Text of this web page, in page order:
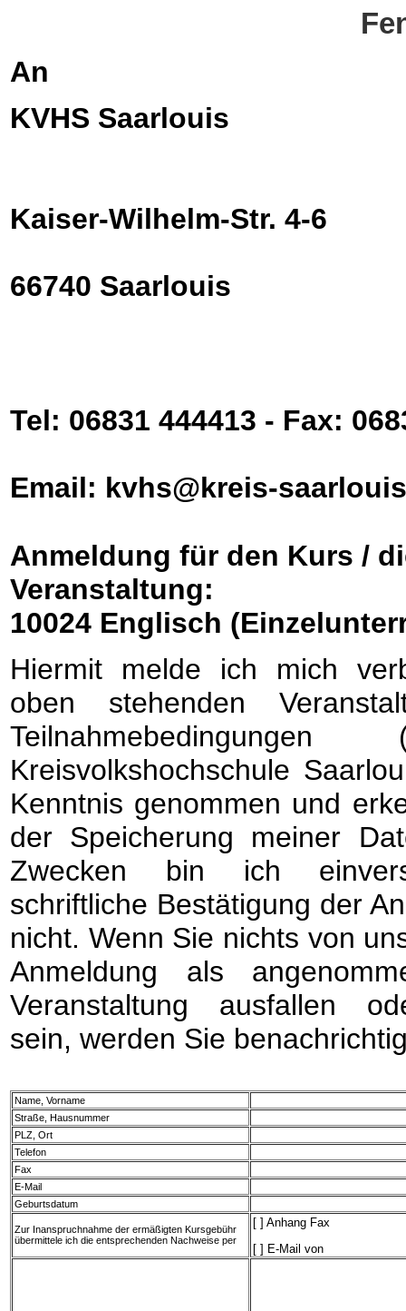
An
KVHS Saarlouis
Kaiser-Wilhelm-Str. 4-6
66740 Saarlouis
Tel: 06831 444413 - Fax:
Email: kvhs@kreis-
Anmeldung für den Kurs /
Veranstaltung:
10024 Englisch
Hiermit melde ich mich
oben stehenden
Kreisvolkshochschule
Kenntnis genommen und
der Speicherung meiner
Zwecken bin ich
schriftliche Bestätigung der
nicht. Wenn Sie nichts von
Anmeldung als
Veranstaltung ausfallen
sein, werden Sie
Name, Vorname
Straße, Hausnummer
PLZ, Ort
Telefon
Fax
E-Mail
Geburtsdatum
Zur Inanspruchnahme der ermäßigten Kursgebühr
übermittele ich die entsprechenden Nachweise per
[ ] Anhang Fax
[ ] E-Mail von